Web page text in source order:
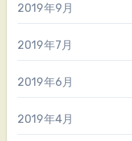
2019年9月
2019年7月
2019年6月
2019年4月